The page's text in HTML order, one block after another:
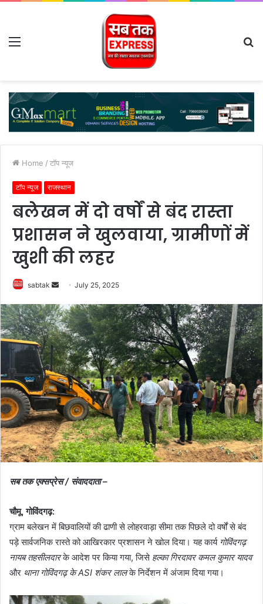
Menu
Home / टॉप न्यूज
टॉप न्यूज राजस्थान
बलेखन में दो वर्षों से बंद रास्ता
प्रशासन ने खुलवाया, ग्रामीणों में
खुशी की लहर
sabtak
Send
email
July 25, 2025
सब तक एक्सप्रेस / संवाददाता –
चौमू, गोविंदगढ़:
ग्राम बलेखन में बिछवालियों की ढाणी से लोहरवाड़ा सीमा तक पिछले दो वर्षों से बंद
पड़े सार्वजनिक रास्ते को आखिरकार प्रशासन ने खोल दिया। यह कार्य गोविंदगढ़
नायब तहसीलदारके आदेश पर किया गया, जिसे हल्का गिरदावर कमल कुमार यादव
और थाना गोविंदगढ़ के ASI शंकर लालके निर्देशन में अंजाम दिया गया।